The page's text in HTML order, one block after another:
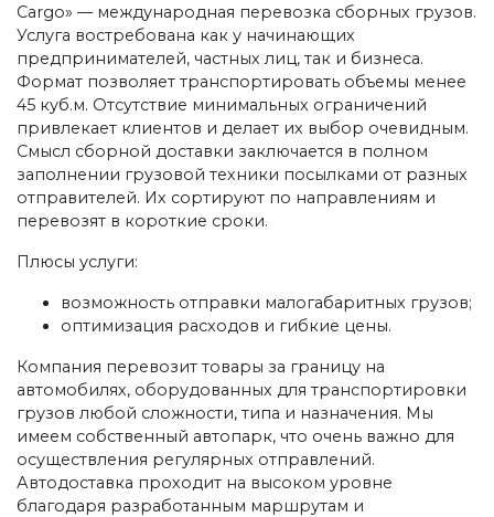
Cargo» — международная перевозка сборных грузов.
Услуга востребована как у начинающих
предпринимателей, частных лиц, так и бизнеса.
Формат позволяет транспортировать объемы менее
45 куб.м. Отсутствие минимальных ограничений
привлекает клиентов и делает их выбор очевидным.
Смысл сборной доставки заключается в полном
заполнении грузовой техники посылками от разных
отправителей. Их сортируют по направлениям и
перевозят в короткие сроки.
Плюсы услуги:
возможность отправки малогабаритных грузов;
оптимизация расходов и гибкие цены.
Компания перевозит товары за границу на
автомобилях, оборудованных для транспортировки
грузов любой сложности, типа и назначения. Мы
имеем собственный автопарк, что очень важно для
осуществления регулярных отправлений.
Автодоставка проходит на высоком уровне
благодаря разработанным маршрутам и